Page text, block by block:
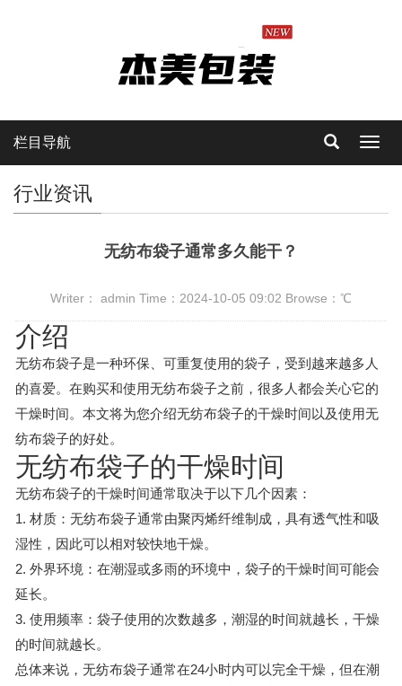
栏目导航
行业资讯
无纺布袋子通常多久能干？
Writer： admin Time：2024-10-05 09:02 Browse： ℃
介绍
无纺布袋子是一种环保、可重复使用的袋子，受到越来越多人
的喜爱。在购买和使用无纺布袋子之前，很多人都会关心它的
干燥时间。本文将为您介绍无纺布袋子的干燥时间以及使用无
纺布袋子的好处。
无纺布袋子的干燥时间
无纺布袋子的干燥时间通常取决于以下几个因素：
1. 材质：无纺布袋子通常由聚丙烯纤维制成，具有透气性和吸
湿性，因此可以相对较快地干燥。
2. 外界环境：在潮湿或多雨的环境中，袋子的干燥时间可能会
延长。
3. 使用频率：袋子使用的次数越多，潮湿的时间就越长，干燥
的时间就越长。
总体来说，无纺布袋子通常在24小时内可以完全干燥，但在潮